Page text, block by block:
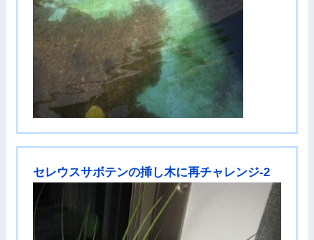
セレウスサボテンの挿し木に再チャレンジ-2